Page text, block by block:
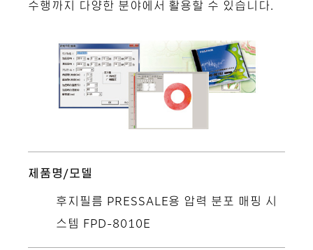
수행까지 다양한 분야에서 활용할 수 있습니다.
제품명/모델
후지필름 PRESSALE용 압력 분포 매핑 시
스템 FPD-8010E